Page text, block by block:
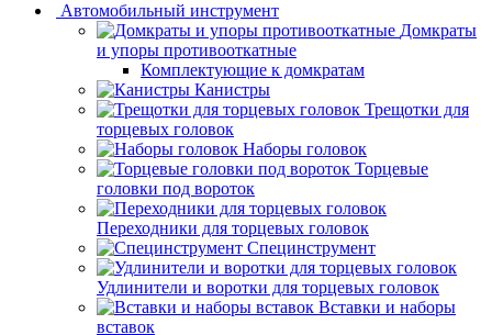
Автомобильный инструмент
Домкраты
и упоры противооткатные
Комплектующие к домкратам
Канистры
Трещотки для
торцевых головок
Наборы головок
Торцевые
головки под вороток
Переходники для торцевых головок
Специнструмент
Удлинители и воротки для торцевых головок
Вставки и наборы
вставок